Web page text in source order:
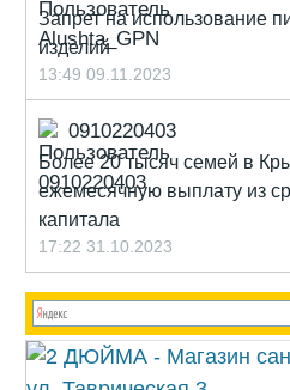
Запрет на использование
изделий
13:49 09.11.2023
0910220403
Более 20 тысяч семей в
ежемесячную выплату из
капитала
17:22 31.10.2023